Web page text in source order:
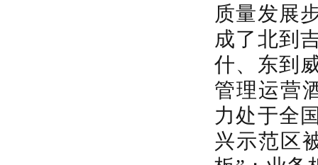
质量发展
成了北到
什、东到
管理运营
力处于全
兴示范区